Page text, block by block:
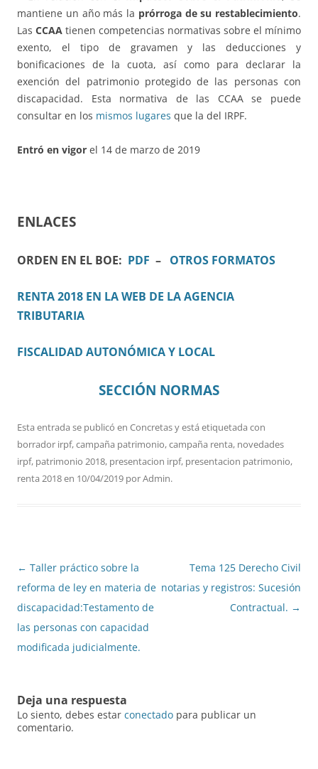
mantiene un año más la prórroga de su restablecimiento.
Las CCAA tienen competencias normativas sobre el mínimo
exento, el tipo de gravamen y las deducciones y
bonificaciones de la cuota, así como para declarar la
exención del patrimonio protegido de las personas con
discapacidad. Esta normativa de las CCAA se puede
consultar en los mismos lugares que la del IRPF.
Entró en vigor el 14 de marzo de 2019
ENLACES
ORDEN EN EL BOE: PDF – OTROS FORMATOS
RENTA 2018 EN LA WEB DE LA AGENCIA
TRIBUTARIA
FISCALIDAD AUTONÓMICA Y LOCAL
SECCIÓN NORMAS
Esta entrada se publicó en Concretasy está etiquetada con
borrador irpf,campaña patrimonio,campaña renta, novedades
irpf, patrimonio 2018, presentacion irpf, presentacion patrimonio,
renta 2018en 10/04/2019 porAdmin.
Navegación
de
entradas
← Taller práctico sobre la
reforma de ley en materia de
discapacidad:Testamento de
las personas con capacidad
modificada judicialmente.
Tema 125 Derecho Civil
notarias y registros: Sucesión
Contractual. →
Deja una respuesta
Lo siento, debes estar conectado para publicar un
comentario.